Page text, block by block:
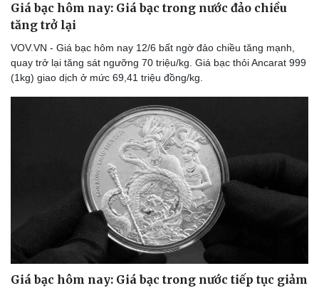
Giá bạc hôm nay: Giá bạc trong nước đảo chiều
tăng trở lại
VOV.VN - Giá bạc hôm nay 12/6 bất ngờ đảo chiều tăng mạnh,
quay trở lại tăng sát ngưỡng 70 triệu/kg. Giá bạc thỏi Ancarat 999
(1kg) giao dịch ở mức 69,41 triệu đồng/kg.
Giá bạc hôm nay: Giá bạc trong nước tiếp tục giảm